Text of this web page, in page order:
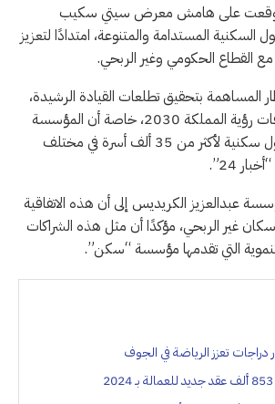
وقعت على هامش معرض سيتي سكيب
السكنية المستدامة والمتنوعة، امتدادًا لتعزيز
مع القطاع الحكومي وغير الربحي.
المساهمة بتحقيق تطلعات القيادة الرشيدة،
وذلك ضمن مستهدفات رؤية المملكة 2030، خاصة أن المؤسسة
ساهمت في إيجاد حلول سكنية لأكثر من 35 ألف أسرة في مختلف
24”.
عبدالعزيز الكريديس إلى أن هذه الاتفاقية
غير الربحي، مؤكدًا أن مثل هذه الشراكات
التي تقدمها مؤسسة “سكن”.